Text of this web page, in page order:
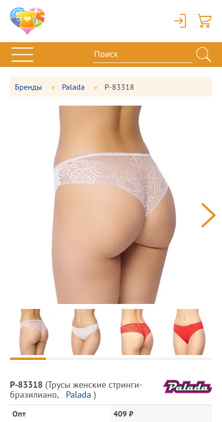
Вход
Бренды Palada P-83318
Фотографии
товара
Предпросмотр
фотографий
Описание
товара
и
цена
P-83318 (Трусы женские стринги-
бразилиано, Palada )
Опт
409 ₽